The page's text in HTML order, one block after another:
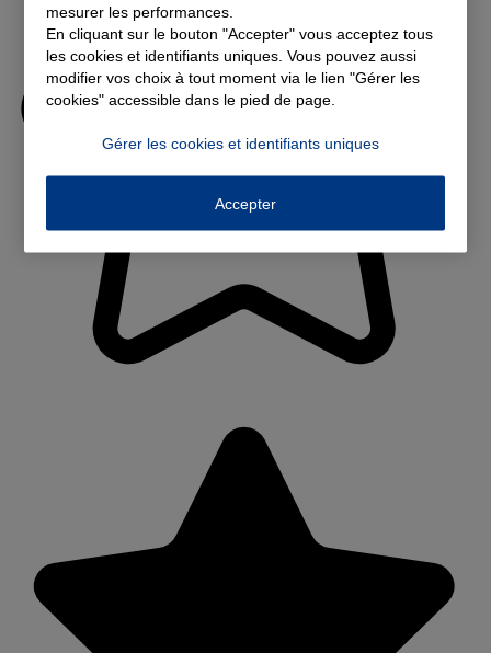
mesurer les performances.
En cliquant sur le bouton "Accepter" vous acceptez tous
les cookies et identifiants uniques. Vous pouvez aussi
modifier vos choix à tout moment via le lien "Gérer les
cookies" accessible dans le pied de page.
Gérer les cookies et identifiants uniques
Accepter